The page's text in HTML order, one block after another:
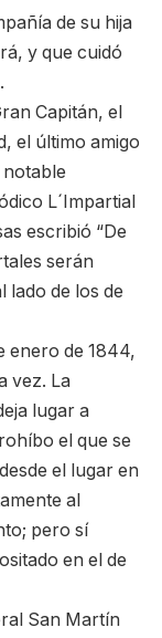
de su hija
y que cuidó
Capitán, el
el último amigo
L´Impartial
escribió “De
serán
lado de los de
enero de 1844,
vez. La
lugar a
el que se
el lugar en
al
pero sí
en el de
San Martín